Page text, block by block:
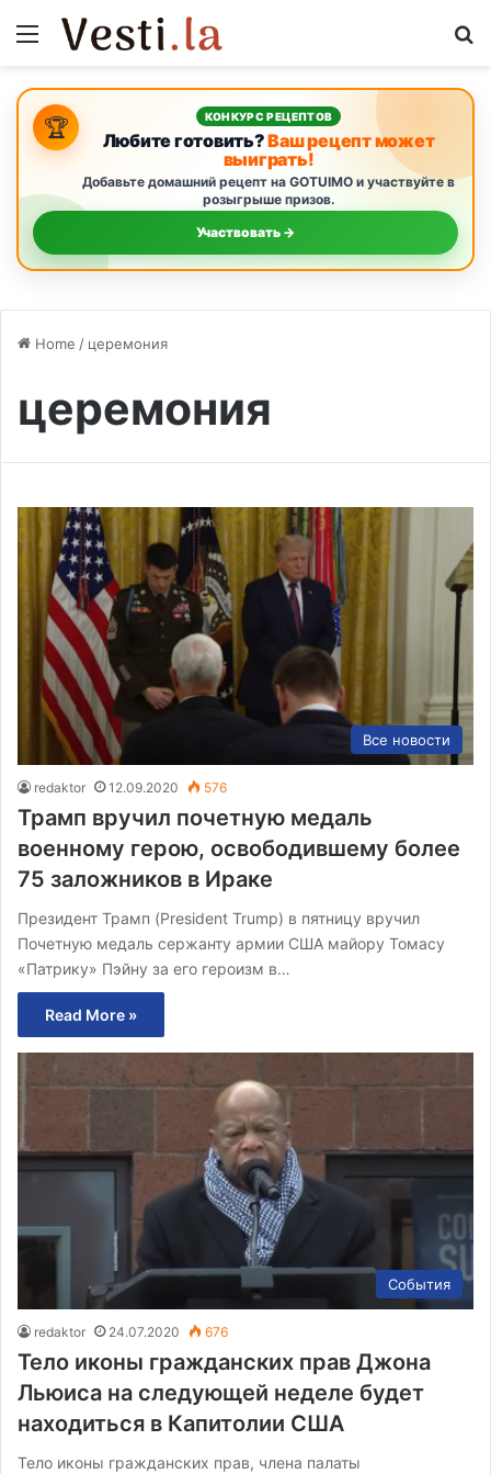
Menu
🏆 КОНКУРС РЕЦЕПТОВ
Любите готовить?Ваш рецепт может
выиграть!
Добавьте домашний рецепт на GOTUIMO и участвуйте в
розыгрыше призов.
Участвовать →
Home / церемония
церемония
Все новости
redaktor 12.09.2020 576
Трамп вручил почетную медаль
военному герою, освободившему более
75 заложников в Ираке
Президент Трамп (President Trump) в пятницу вручил
Почетную медаль сержанту армии США майору Томасу
«Патрику» Пэйну за его героизм в…
Read More »
События
redaktor 24.07.2020 676
Тело иконы гражданских прав Джона
Льюиса на следующей неделе будет
находиться в Капитолии США
Тело иконы гражданских прав, члена палаты